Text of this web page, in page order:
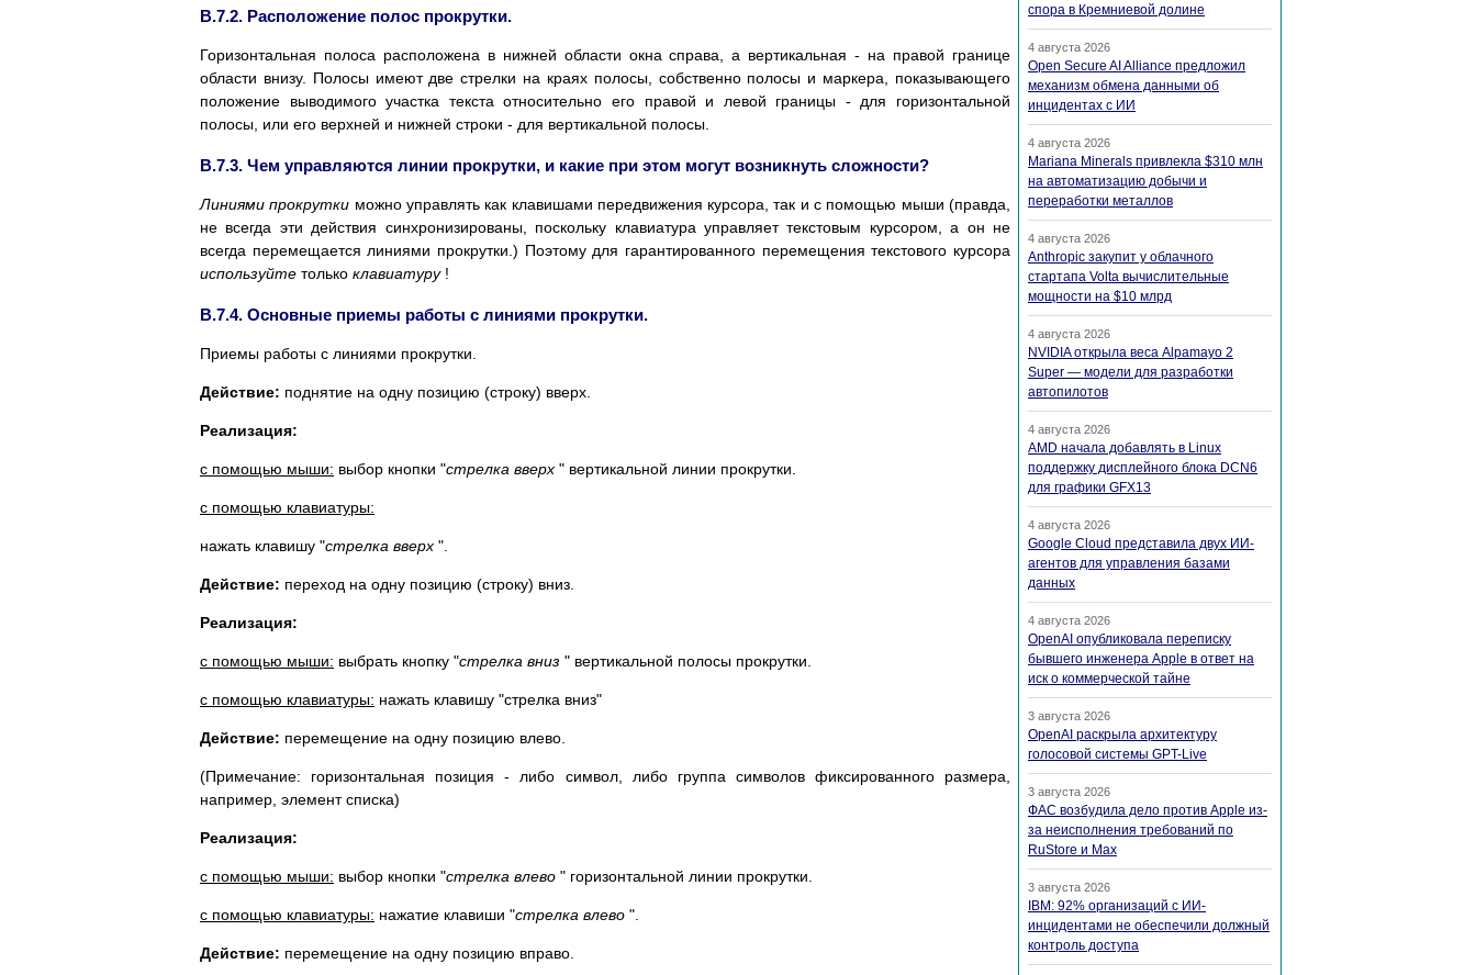
B.7.2. Расположение полос прокрутки.
Горизонтальная полоса расположена в нижней области окна справа, а вертикальная - на правой границе
области внизу. Полосы имеют две стрелки на краях полосы, собственно полосы и маркера, показывающего
положение выводимого участка текста относительно его правой и левой границы - для горизонтальной
полосы, или его верхней и нижней строки - для вертикальной полосы.
B.7.3. Чем управляются линии прокрутки, и какие при этом могут возникнуть сложности?
Линиями прокрутки можно управлять как клавишами передвижения курсора, так и с помощью мыши (правда,
не всегда эти действия синхронизированы, поскольку клавиатура управляет текстовым курсором, а он не
всегда перемещается линиями прокрутки.) Поэтому для гарантированного перемещения текстового курсора
используйте только клавиатуру!
B.7.4. Основные приемы работы с линиями прокрутки.
Приемы работы с линиями прокрутки.
Действие: поднятие на одну позицию (строку) вверх.
Реализация:
с помощью мыши: выбор кнопки "стрелка вверх " вертикальной линии прокрутки.
с помощью клавиатуры:
нажать клавишу "стрелка вверх ".
Действие: переход на одну позицию (строку) вниз.
Реализация:
с помощью мыши: выбрать кнопку "стрелка вниз " вертикальной полосы прокрутки.
c помощью клавиатуры: нажать клавишу "стрелка вниз"
Действие: перемещение на одну позицию влево.
(Примечание: горизонтальная позиция - либо символ, либо группа символов фиксированного размера,
например, элемент списка)
Реализация:
с помощью мыши: выбор кнопки "стрелка влево " горизонтальной линии прокрутки.
с помощью клавиатуры: нажатие клавиши "стрелка влево ".
Действие: перемещение на одну позицию вправо.
спора в Кремниевой долине
4 августа 2026
Open Secure AI Alliance предложил
механизм обмена данными об
инцидентах с ИИ
4 августа 2026
Mariana Minerals привлекла $310 млн
на автоматизацию добычи и
переработки металлов
4 августа 2026
Anthropic закупит у облачного
стартапа Volta вычислительные
мощности на $10 млрд
4 августа 2026
NVIDIA открыла веса Alpamayo 2
Super — модели для разработки
автопилотов
4 августа 2026
AMD начала добавлять в Linux
поддержку дисплейного блока DCN6
для графики GFX13
4 августа 2026
Google Cloud представила двух ИИ-
агентов для управления базами
данных
4 августа 2026
OpenAI опубликовала переписку
бывшего инженера Apple в ответ на
иск о коммерческой тайне
3 августа 2026
OpenAI раскрыла архитектуру
голосовой системы GPT-Live
3 августа 2026
ФАС возбудила дело против Apple из-
за неисполнения требований по
RuStore и Max
3 августа 2026
IBM: 92% организаций с ИИ-
инцидентами не обеспечили должный
контроль доступа